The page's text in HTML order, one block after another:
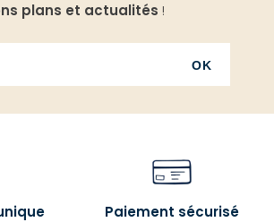
plans et actualités !
OK
Paiement sécurisé